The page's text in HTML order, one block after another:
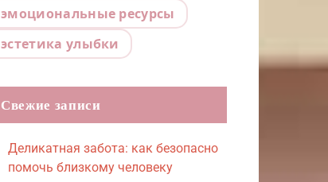
эмоциональные ресурсы
эстетика улыбки
Свежие записи
Деликатная забота: как безопасно
помочь близкому человеку